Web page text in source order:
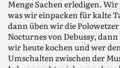
Menge Sachen erledigen.
was wir einpacken für kalte
dann üben wir die
Nocturnes von Debussy,
wir heute kochen und wer
Umschalten zwischen der